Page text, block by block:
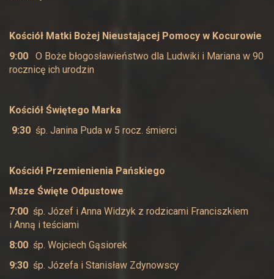
Kościół Matki Bożej Nieustającej Pomocy w Kocurowie
9:00 O Boże błogosławieństwo dla Ludwiki i Mariana w 90
rocznicę ich urodzin
Kościół Świętego Marka
9:30 śp. Janina Puda w 5 rocz. śmierci
Kościół Przemienienia Pańskiego
Msze Święte Odpustowe
7:00 śp. Józef i Anna Widzyk z rodzicami Franciszkiem
i Anną i teściami
8:00 śp. Wojciech Gąsiorek
9:30 śp. Józefa i Stanisław Zdynowscy